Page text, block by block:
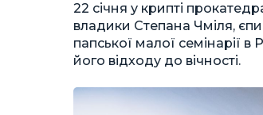
22 січня у крипті
владики Степана Чміля,
папської малої семінарії в
його відходу до вічності.